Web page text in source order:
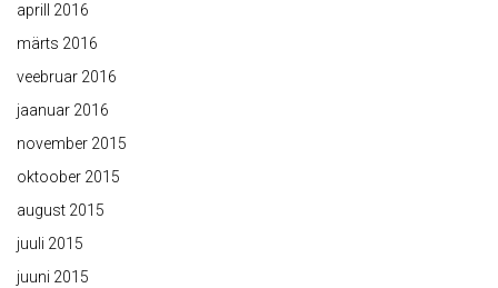
aprill 2016
märts 2016
veebruar 2016
jaanuar 2016
november 2015
oktoober 2015
august 2015
juuli 2015
juuni 2015